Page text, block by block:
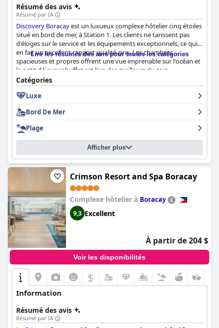
Résumé des avis
Résumé par IA
Discovery Boracayest un luxueux complexe hôtelier cinq étoiles
situé en bord de mer, à Station 1. Les clients ne tarissent pas
d'éloges sur le service et les équipements exceptionnels, ce qui
en fait un excellent rapport qualité-prix. Les chambres
spacieuses et propres offrent une vue imprenable sur l'océan et
le petit déjeuner buffet est l'un des meilleurs du coin.
L'hospitalité du personnel est exceptionnelle et les clients se
sentent comme chez eux de leur arrivée à leur départ. La
propreté de l'hôtel est remarquable et le front de mer est
plage. L'expérience de la piscine est également excellente, avec
des piscines intérieures et extérieures chauffées et une nouvelle
piscine sur le toit avec des jacuzzis. Malgré quelques critiques
mineures,Discovery Boracayest sans aucun doute un complexe
cinq étoiles exceptionnel où les clients aimeraient revenir.
Lire les résumés des avis pour toutes les catégories
Catégories
Luxe
Bord De Mer
Plage
Afficher plus
Crimson Resort and Spa Boracay
Complexe hôtelier à Boracay
9,3 Excellent
À partir de 204 $
Voir les disponibilités
$
Information
Résumé des avis
Résumé par IA